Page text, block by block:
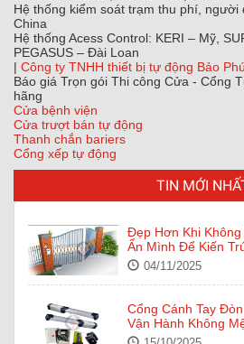
Hệ thống kiểm soát trạm thu phí, người
China
Hệ thống Acess Control: KERI – Mỹ,
PEGASUS – Đài Loan
| Công ty TNHH thiết bị tự động Bảo
Báo giá Trọn gói Thi công Cửa - Cổng
hãng
Cửa bệnh viện
Cửa trượt bán tự động
Thanh chắn bariers
Cổng xếp tự động
TIN MỚI
Đẹp Hơn Khi
Ẩn Mình Để Kiến
04/11/2025
Cổng Cánh Tay
Vận Hành Không